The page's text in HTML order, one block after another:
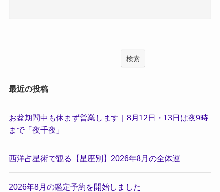
検索
最近の投稿
お盆期間中も休まず営業します｜8月12日・13日は夜9時
まで「夜千夜」
西洋占星術で観る【星座別】2026年8月の全体運
2026年8月の鑑定予約を開始しました